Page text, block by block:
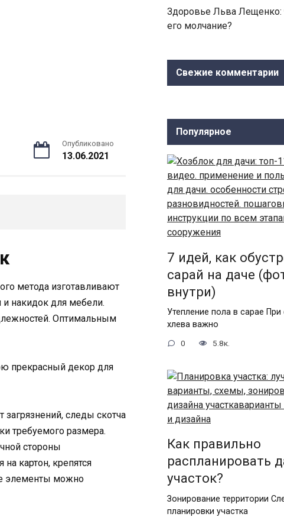
Опубликовано
13.06.2021
метода изготавливают
накидок для мебели.
Оптимальным
прекрасный декор для
загрязнений, следы скотча
требуемого размера.
стороны
картон, крепятся
элементы можно
Здоровье Льва Лещенко:
его молчание?
Свежие комментарии
Популярное
7 идей, как
сарай на даче
внутри)
Утепление пола в сарае При
хлева важно
0 5.8к.
Как правильно
распланировать
участок?
Зонирование территории
планировки участка